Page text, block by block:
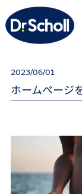
2023/06/01
ホームページ